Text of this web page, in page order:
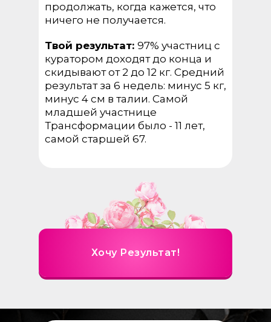
продолжать, когда кажется, что
ничего не получается.
Твой результат: 97% участниц с
куратором доходят до конца и
скидывают от 2 до 12 кг. Средний
результат за 6 недель: минус 5 кг,
минус 4 см в талии. Самой
младшей участнице
Трансформации было - 11 лет,
самой старшей 67.
Хочу Результат!